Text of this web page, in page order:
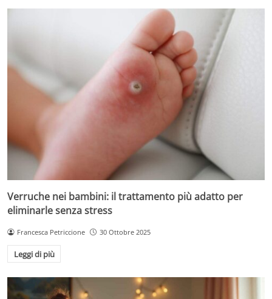
Verruche nei bambini: il trattamento più adatto per
eliminarle senza stress
Francesca Petriccione 30 Ottobre 2025
Leggi di più